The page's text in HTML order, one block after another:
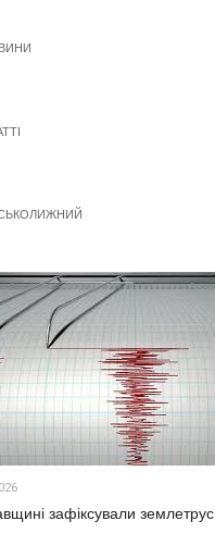
зафіксували землетрус